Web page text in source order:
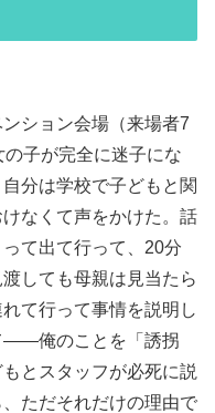
ション会場（来場者7
子が完全に迷子にな
分は学校で子どもと関
なくて声をかけた。話
て出て行って、20分
しても母親は見当たら
て行って事情を説明し
――俺のことを「誘拐
とスタッフが必死に説
ただそれだけの理由で